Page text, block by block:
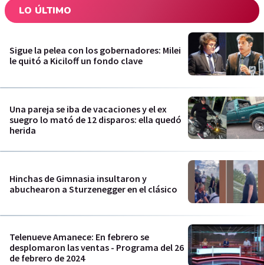
LO ÚLTIMO
Sigue la pelea con los gobernadores: Milei
le quitó a Kiciloff un fondo clave
Una pareja se iba de vacaciones y el ex
suegro lo mató de 12 disparos: ella quedó
herida
Hinchas de Gimnasia insultaron y
abuchearon a Sturzenegger en el clásico
Telenueve Amanece: En febrero se
desplomaron las ventas - Programa del 26
de febrero de 2024